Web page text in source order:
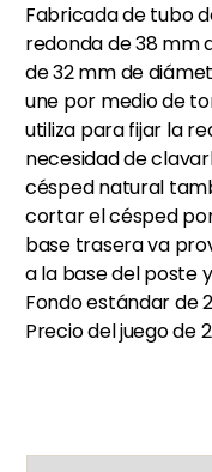
Fabricada de tubo
redonda de 38 mm
de 32 mm de
une por medio de
utiliza para fijar la
necesidad de
césped natural
cortar el césped
base trasera va
a la base del poste
Fondo estándar de
Precio del juego de